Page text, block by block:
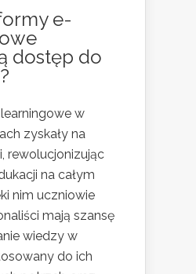
e-
dostęp do
w
zyskały na
rewolucjonizując
na całym
nim uczniowie
mają szansę
wiedzy w
do ich